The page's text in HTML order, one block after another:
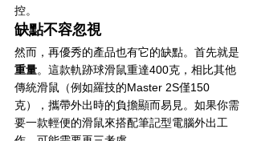
控。
缺點不容忽視
然而，再優秀的產品也有它的缺點。首先就是
重量。這款軌跡球滑鼠重達400克，相比其他
傳統滑鼠（例如羅技的Master 2S僅150
克），攜帶外出時的負擔顯而易見。如果你需
要一款輕便的滑鼠來搭配筆記型電腦外出工